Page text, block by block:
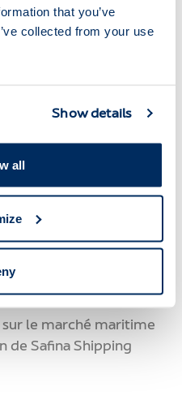
that you’ve
collected from your use
Show details
all
Foires Et Congrès
Joaquín Ramón Lestau
Automotive
Noatum Logistics
Terminals
Prix Et Récompenses
Quality
Humanos
Tony Tintoré USA
le marché maritime
de Safina Shipping